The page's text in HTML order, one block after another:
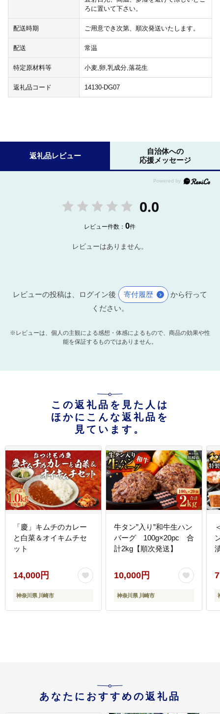
ろに置いて下さい。
配送時期 ご用意でき次第、順次発送いたします。
配送 常温
特定原材料等 小麦,卵,乳成分,落花生
返礼品コード 14130-DG07
返礼品レビュー
自治体への
応援メッセージ
0.0
レビュー件数：0件
レビューはありません。
レビューの投稿は、ログイン後 寄付履歴
から行って
ください。
※レビューは、個人の主観による感想・体感によるもので、商品の効果や性
能を保証するものではありません。
この返礼品を見た人は
ほかにこんな返礼品を
見ています。
「慶」キムチのカレー
と白菜＆オイキムチセ
ット
14,000円
神奈川県 川崎市
牛タン”入り”和牛生ハン
バーグ 100g×20pc 合
計2kg【順次発送】
10,000円
神奈川県 川崎市
あなたにおすすめの返礼品